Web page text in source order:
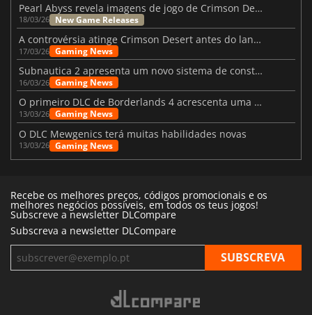
Pearl Abyss revela imagens de jogo de Crimson Desert para a PS5
18/03/26 New Game Releases
A controvérsia atinge Crimson Desert antes do lançamento
17/03/26 Gaming News
Subnautica 2 apresenta um novo sistema de construção de bases
16/03/26 Gaming News
O primeiro DLC de Borderlands 4 acrescenta uma nova personagem e muito mais
13/03/26 Gaming News
O DLC Mewgenics terá muitas habilidades novas
13/03/26 Gaming News
Recebe os melhores preços, códigos promocionais e os
melhores negócios possíveis, em todos os teus jogos!
Subscreve a newsletter DLCompare
Subscreva a newsletter DLCompare